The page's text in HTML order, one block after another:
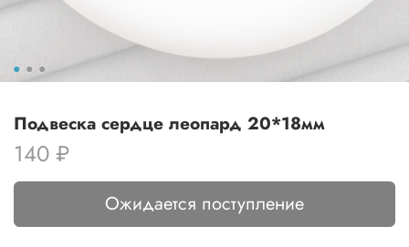
Подвеска сердце леопард 20*18мм
140 ₽
Ожидается поступление